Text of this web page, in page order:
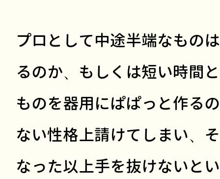
プロとして中途半端なもの
るのか、もしくは短い時間
ものを器用にぱぱっと作る
ない性格上請けてしまい、
なった以上手を抜けないと